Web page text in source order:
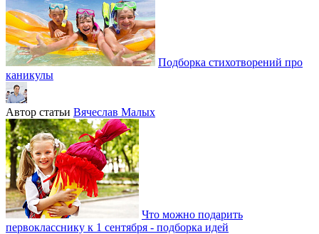
Подборка стихотворений про
каникулы
Автор статьи Вячеслав Малых
Что можно подарить
первокласснику к 1 сентября - подборка идей